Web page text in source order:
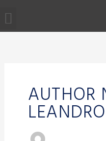
o
Menu
AUTHOR
LEANDRO